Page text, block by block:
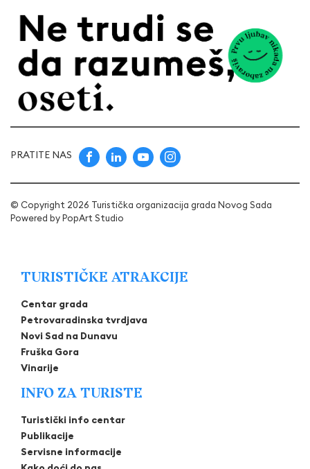
PRATITE NAS
© Copyright 2026 Turistička organizacija grada Novog Sada
Powered byPopArt Studio
TURISTIČKE ATRAKCIJE
Centar grada
Petrovaradinska tvrdjava
Novi Sad na Dunavu
Fruška Gora
Vinarije
INFO ZA TURISTE
Turistički info centar
Publikacije
Servisne informacije